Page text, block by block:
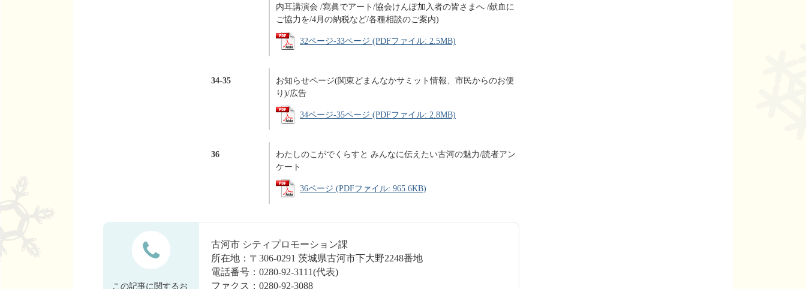
内耳講演会 /寫眞でアート/協会けんぽ加入者の皆さまへ /献血に
ご協力を/4月の納税など/各種相談のご案内)
32ページ-33ページ (PDFファイル: 2.5MB)
34-35
お知らせページ(関東どまんなかサミット情報、市民からのお便
り)/広告
34ページ-35ページ (PDFファイル: 2.8MB)
36
わたしのこがでくらすと みんなに伝えたい古河の魅力/読者アン
ケート
36ページ (PDFファイル: 965.6KB)
この記事に関するお
古河市 シティプロモーション課
所在地：〒306-0291 茨城県古河市下大野2248番地
電話番号：0280-92-3111(代表)
ファクス：0280-92-3088